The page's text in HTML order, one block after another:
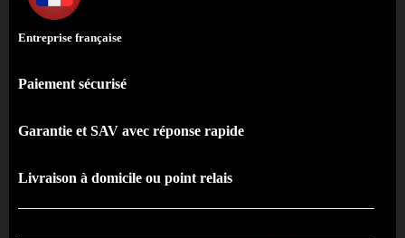
Entreprise française
Paiement sécurisé
Garantie et SAV avec réponse rapide
Livraison à domicile ou point relais